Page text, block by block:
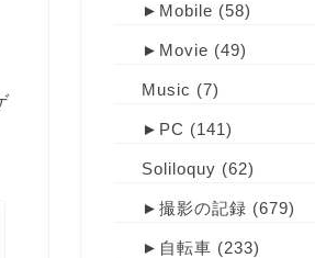
► Mobile (58)
► Movie (49)
Music (7)
► PC (141)
Soliloquy (62)
► 撮影の記録 (679)
► 自転車 (233)